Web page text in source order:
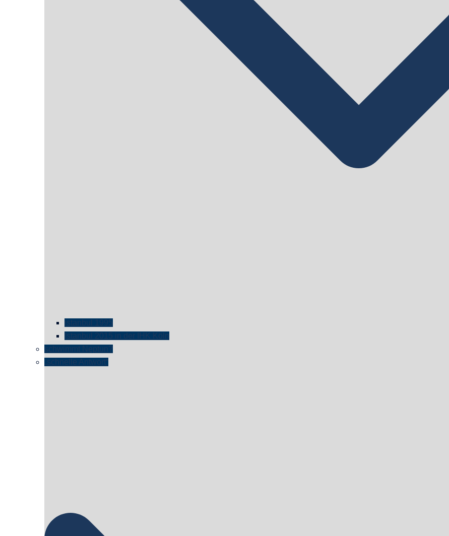
istanbul 1995
Istanbul 2015 in der IHK Köln
schwimmt Neptun?
„schnelle Antwort“